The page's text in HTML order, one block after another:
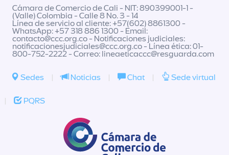
Cámara de Comercio de Cali - NIT: 890399001-1 -
(Valle) Colombia - Calle 8 No. 3 - 14
Línea de servicio al cliente: +57(602) 8861300 -
WhatsApp: +57 318 886 1300 - Email:
contacto@ccc.org.co- Notificaciones judiciales:
notificacionesjudiciales@ccc.org.co- Línea ética: 01-
800-752-2222 - Correo: lineaeticaccc@resguarda.com
Sedes | Noticias | Chat | Sede virtual
| PQRS